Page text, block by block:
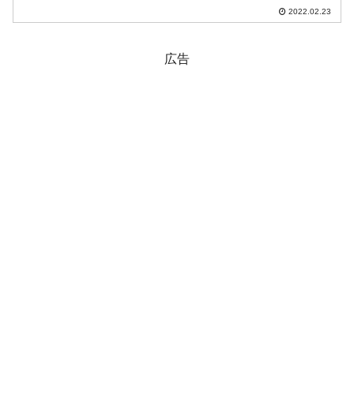
『Investing.com』より引用）。一時は
2022.02.23
広告